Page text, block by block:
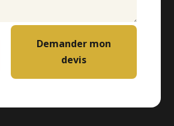
Demander mon
devis